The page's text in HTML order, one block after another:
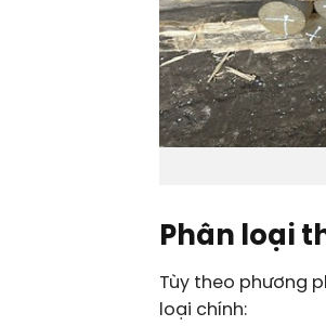
Phân loại
Tùy theo phương
loại chính: